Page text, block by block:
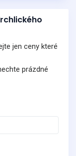
jen ceny které
prázdné